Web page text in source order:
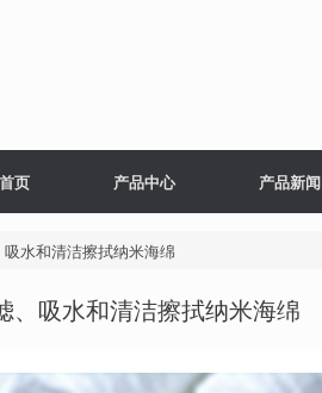
首页 产品中心 产品新闻
水和清洁擦拭纳米海绵
、吸水和清洁擦拭纳米海绵